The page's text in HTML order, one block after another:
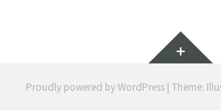
Widgets
Proudly powered by WordPress | Theme: